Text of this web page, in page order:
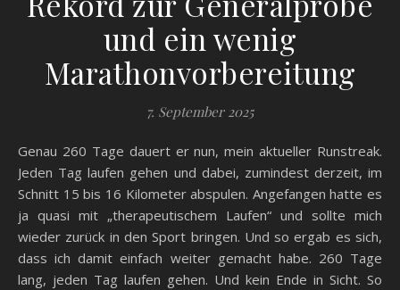
und ein wenig
Marathonvorbereitung
7. September 2025
Genau 260 Tage dauert er nun, mein aktueller Runstreak.
Jeden Tag laufen gehen und dabei, zumindest derzeit, im
Schnitt 15 bis 16 Kilometer abspulen. Angefangen hatte es
ja quasi mit „therapeutischem Laufen“ und sollte mich
wieder zurück in den Sport bringen. Und so ergab es sich,
dass ich damit einfach weiter gemacht habe. 260 Tage
lang, jeden Tag laufen gehen. Und kein Ende in Sicht. So